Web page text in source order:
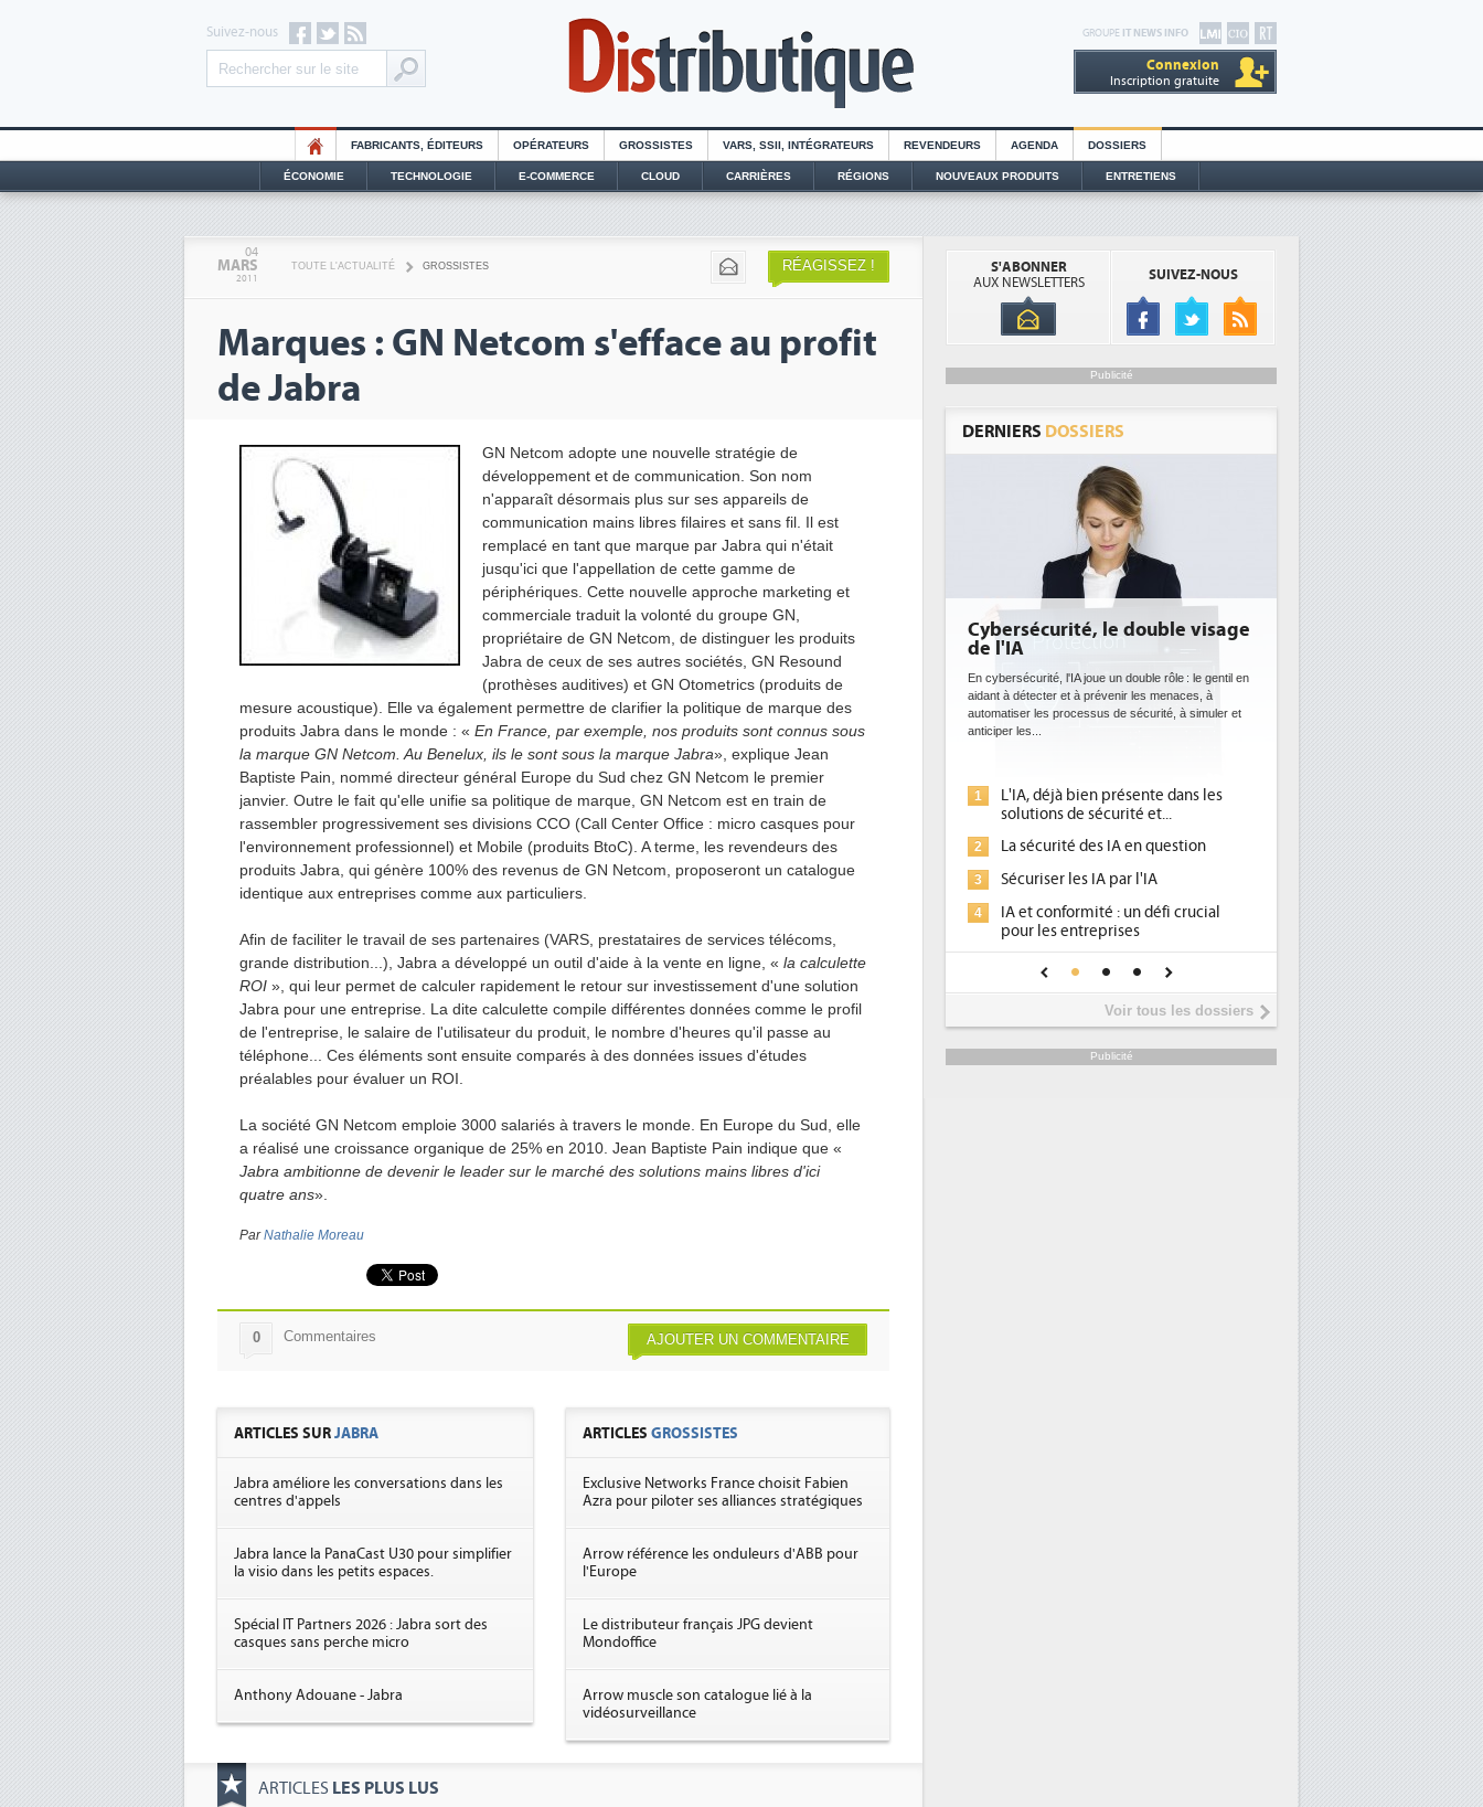
GROUPE IT NEWS INFO
Connexion
Inscription gratuite
Suivez-nous
FABRICANTS, ÉDITEURS OPÉRATEURS GROSSISTES VARS, SSII, INTÉGRATEURS REVENDEURS AGENDA DOSSIERS
ÉCONOMIE TECHNOLOGIE E-COMMERCE CLOUD CARRIÈRES RÉGIONS NOUVEAUX PRODUITS ENTRETIENS
04
MARS
2011
TOUTE L'ACTUALITÉ GROSSISTES RÉAGISSEZ !
Marques : GN Netcom s'efface au profit
de Jabra
GN Netcom adopte une nouvelle stratégie de
développement et de communication. Son nom
n'apparaît désormais plus sur ses appareils de
communication mains libres filaires et sans fil. Il est
remplacé en tant que marque par Jabra qui n'était
jusqu'ici que l'appellation de cette gamme de
périphériques. Cette nouvelle approche marketing et
commerciale traduit la volonté du groupe GN,
propriétaire de GN Netcom, de distinguer les produits
Jabra de ceux de ses autres sociétés, GN Resound
(prothèses auditives) et GN Otometrics (produits de
mesure acoustique). Elle va également permettre de clarifier la politique de marque des
produits Jabra dans le monde : « En France, par exemple, nos produits sont connus sous
la marque GN Netcom. Au Benelux, ils le sont sous la marque Jabra», explique Jean
Baptiste Pain, nommé directeur général Europe du Sud chez GN Netcom le premier
janvier. Outre le fait qu'elle unifie sa politique de marque, GN Netcom est en train de
rassembler progressivement ses divisions CCO (Call Center Office : micro casques pour
l'environnement professionnel) et Mobile (produits BtoC). A terme, les revendeurs des
produits Jabra, qui génère 100% des revenus de GN Netcom, proposeront un catalogue
identique aux entreprises comme aux particuliers.
Afin de faciliter le travail de ses partenaires (VARS, prestataires de services télécoms,
grande distribution...), Jabra a développé un outil d'aide à la vente en ligne, « la calculette
ROI », qui leur permet de calculer rapidement le retour sur investissement d'une solution
Jabra pour une entreprise. La dite calculette compile différentes données comme le profil
de l'entreprise, le salaire de l'utilisateur du produit, le nombre d'heures qu'il passe au
téléphone... Ces éléments sont ensuite comparés à des données issues d'études
préalables pour évaluer un ROI.
La société GN Netcom emploie 3000 salariés à travers le monde. En Europe du Sud, elle
a réalisé une croissance organique de 25% en 2010. Jean Baptiste Pain indique que «
Jabra ambitionne de devenir le leader sur le marché des solutions mains libres d'ici
quatre ans».
ParNathalie Moreau
AJOUTER UN COMMENTAIRE
0 Commentaires
ARTICLES SURJABRA
Jabra améliore les conversations dans les
centres d'appels
Jabra lance la PanaCast U30 pour simplifier
la visio dans les petits espaces.
Spécial IT Partners 2026 : Jabra sort des
casques sans perche micro
Anthony Adouane - Jabra
ARTICLESGROSSISTES
Exclusive Networks France choisit Fabien
Azra pour piloter ses alliances stratégiques
Arrow référence les onduleurs d'ABB pour
l'Europe
Le distributeur français JPG devient
Mondoffice
Arrow muscle son catalogue lié à la
vidéosurveillance
ARTICLES LES PLUS LUS
S'ABONNER
AUX NEWSLETTERS
SUIVEZ-NOUS
Publicité
DERNIERS DOSSIERS
Cybersécurité, le double visage
de l'IA
En cybersécurité, l'IA joue un double rôle : le gentil en
aidant à détecter et à prévenir les menaces, à
automatiser les processus de sécurité, à simuler et
anticiper les...
1
L'IA, déjà bien présente dans les
solutions de sécurité et...
2 La sécurité des IA en question
3 Sécuriser les IA par l'IA
4
IA et conformité : un défi crucial
pour les entreprises
Une IA de confiance pour une IA
plus sûre ?
Voir tous les dossiers
Publicité